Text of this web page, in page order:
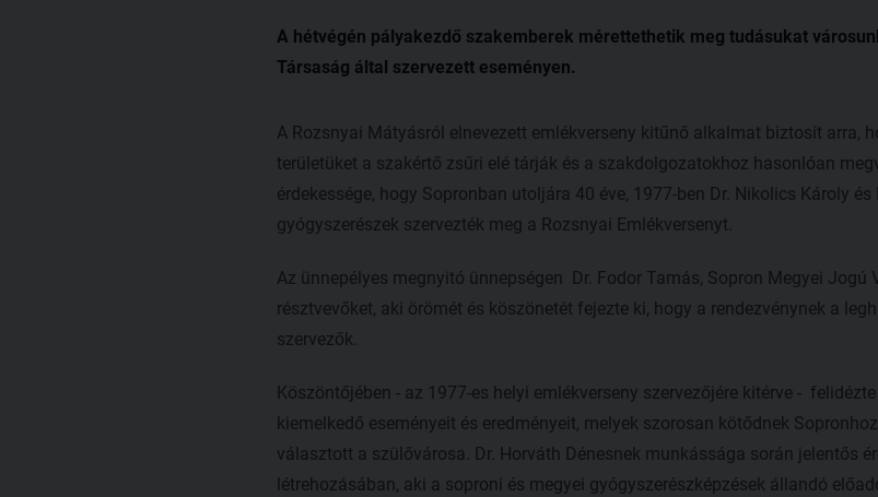
A hétvégén pályakezdő szakemberek mérettethetik meg tudásukat
Társaság által szervezett eseményen.
A Rozsnyai Mátyásról elnevezett emlékverseny kitűnő alkalmat biztosít arra,
területüket a szakértő zsűri elé tárják és a szakdolgozatokhoz hasonlóan
érdekessége, hogy Sopronban utoljára 40 éve, 1977-ben Dr. Nikolics Károly és
gyógyszerészek szervezték meg a Rozsnyai Emlékversenyt.
Az ünnepélyes megnyitó ünnepségen Dr. Fodor Tamás, Sopron Megyei Jogú
résztvevőket, aki örömét és köszönetét fejezte ki, hogy a rendezvénynek a
szervezők.
Köszöntőjében - az 1977-es helyi emlékverseny szervezőjére kitérve -
kiemelkedő eseményeit és eredményeit, melyek szorosan kötődnek
választott a szülővárosa. Dr. Horváth Dénesnek munkássága során jelentős
létrehozásában, aki a soproni és megyei gyógyszerészképzések állandó